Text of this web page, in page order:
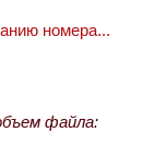
номера...
файла: